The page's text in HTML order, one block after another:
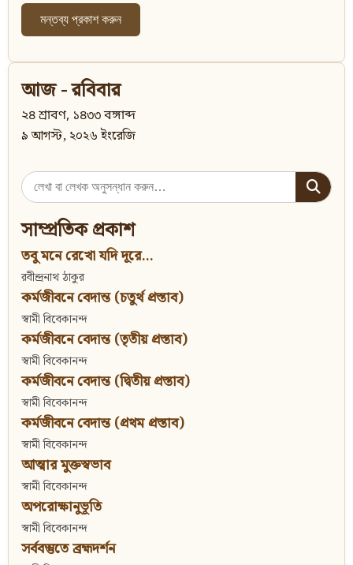
আজ - রবিবার
২৪ শ্রাবণ, ১৪৩৩ বঙ্গাব্দ
৯ আগস্ট, ২০২৬ ইংরেজি
Search
for:
সাম্প্রতিক প্রকাশ
তবু মনে রেখো যদি দূরে...
রবীন্দ্রনাথ ঠাকুর
কর্মজীবনে বেদান্ত (চতুর্থ প্রস্তাব)
স্বামী বিবেকানন্দ
কর্মজীবনে বেদান্ত (তৃতীয় প্রস্তাব)
স্বামী বিবেকানন্দ
কর্মজীবনে বেদান্ত (দ্বিতীয় প্রস্তাব)
স্বামী বিবেকানন্দ
কর্মজীবনে বেদান্ত (প্রথম প্রস্তাব)
স্বামী বিবেকানন্দ
আত্মার মুক্তস্বভাব
স্বামী বিবেকানন্দ
অপরোক্ষানুভূতি
স্বামী বিবেকানন্দ
সর্ববস্তুতে ব্রহ্মদর্শন